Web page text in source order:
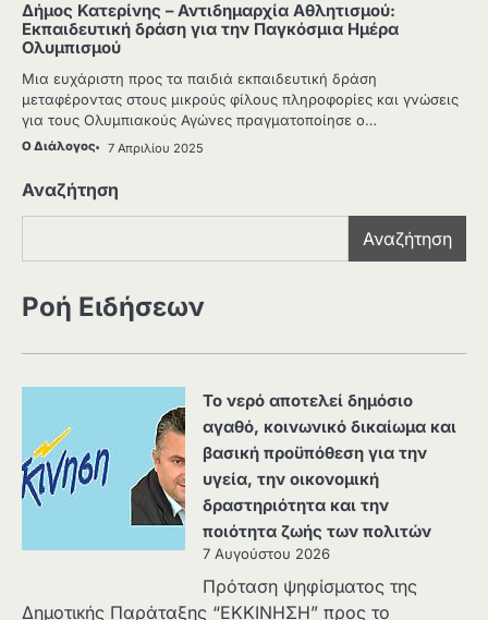
Δήμος Κατερίνης – Αντιδημαρχία Αθλητισμού:
Εκπαιδευτική δράση για την Παγκόσμια Ημέρα
Ολυμπισμού
Μια ευχάριστη προς τα παιδιά εκπαιδευτική δράση
μεταφέροντας στους μικρούς φίλους πληροφορίες και γνώσεις
για τους Ολυμπιακούς Αγώνες πραγματοποίησε ο…
Ο Διάλογος 7 Απριλίου 2025
Αναζήτηση
Αναζήτηση
Ροή Ειδήσεων
Το νερό αποτελεί δημόσιο
αγαθό, κοινωνικό δικαίωμα και
βασική προϋπόθεση για την
υγεία, την οικονομική
δραστηριότητα και την
ποιότητα ζωής των πολιτών
7 Αυγούστου 2026
Πρόταση ψηφίσματος της
Δημοτικής Παράταξης “ΕΚΚΙΝΗΣΗ” προς το